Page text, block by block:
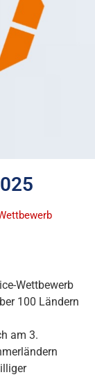
Wettbewerb
100 Ländern
am 3.